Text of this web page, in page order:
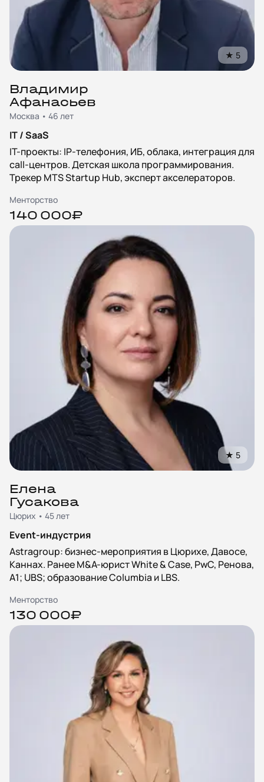
★ 5
Владимир
Афанасьев
Москва • 46 лет
IT / SaaS
IT-проекты: IP-телефония, ИБ, облака, интеграция для
call-центров. Детская школа программирования.
Трекер MTS Startup Hub, эксперт акселераторов.
Менторство
140 000₽
★ 5
Елена
Гусакова
Цюрих • 45 лет
Event-индустрия
Astragroup: бизнес-мероприятия в Цюрихе, Давосе,
Каннах. Ранее M&A-юрист White & Case, PwC, Ренова,
А1; UBS; образование Columbia и LBS.
Менторство
130 000₽